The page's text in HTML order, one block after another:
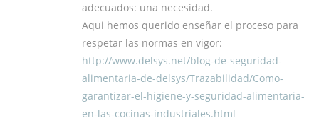
adecuados: una necesidad.
Aqui hemos querido enseñar el proceso para
respetar las normas en vigor:
http://www.delsys.net/blog-de-seguridad-
alimentaria-de-delsys/Trazabilidad/Como-
garantizar-el-higiene-y-seguridad-alimentaria-
en-las-cocinas-industriales.html